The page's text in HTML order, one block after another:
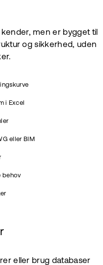
men er bygget til
og sikkerhed, uden
i Excel
eller BIM
behov
eller brug databaser